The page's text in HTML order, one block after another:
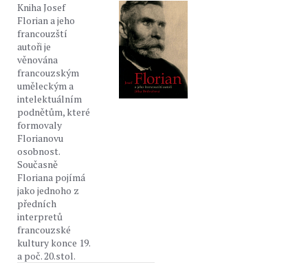
Kniha Josef
Florian a jeho
francouzští
autoři je
věnována
francouzským
uměleckým a
intelektuálním
podnětům, které
formovaly
Florianovu
osobnost.
Současně
Floriana pojímá
jako jednoho z
předních
interpretů
francouzské
kultury konce 19.
a poč. 20.stol.